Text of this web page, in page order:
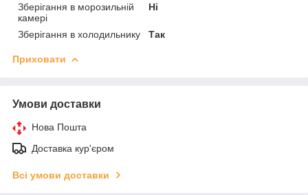
Зберігання в морозильній
камері
Ні
Зберігання в холодильнику Так
Приховати
Умови доставки
Нова Пошта
Доставка кур'єром
Всі умови доставки